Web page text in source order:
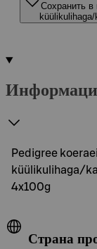
Сохранить в
Pedigree
küülikulihaga/
4x100g
Страна